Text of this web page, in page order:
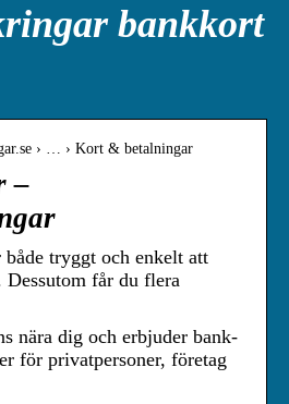
bankkort
› … › Kort & betalningar
–
tryggt och enkelt att
Dessutom får du flera
nära dig och erbjuder bank-
för privatpersoner, företag